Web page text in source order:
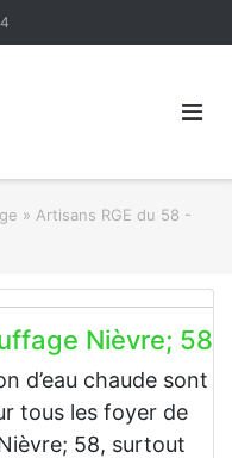
» Artisans RGE du 58 -
Nièvre; 58
d’eau chaude sont
tous les foyer de
58, surtout